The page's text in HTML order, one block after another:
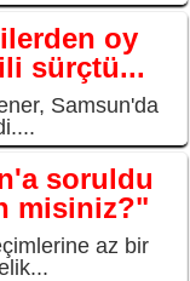
oy
sürçtü...
Samsun'da
soruldu
misiniz?"
az bir